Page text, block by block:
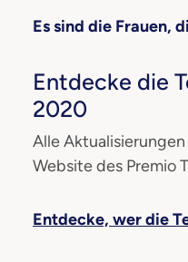
Es sind die Frauen,
Entdecke die
2020
Alle
Website des Premio
Entdecke, wer die